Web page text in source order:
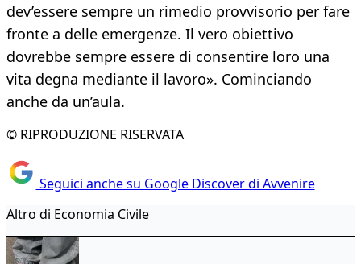
dev’essere sempre un rimedio provvisorio per fare
fronte a delle emergenze. Il vero obiettivo
dovrebbe sempre essere di consentire loro una
vita degna mediante il lavoro». Cominciando
anche da un’aula.
© RIPRODUZIONE RISERVATA
Seguici anche su Google Discover di Avvenire
Altro di Economia Civile